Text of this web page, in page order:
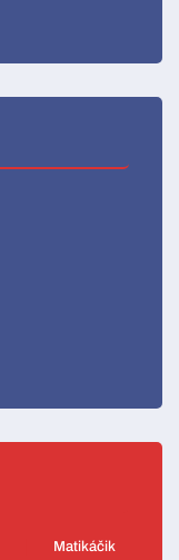
Matikáčik